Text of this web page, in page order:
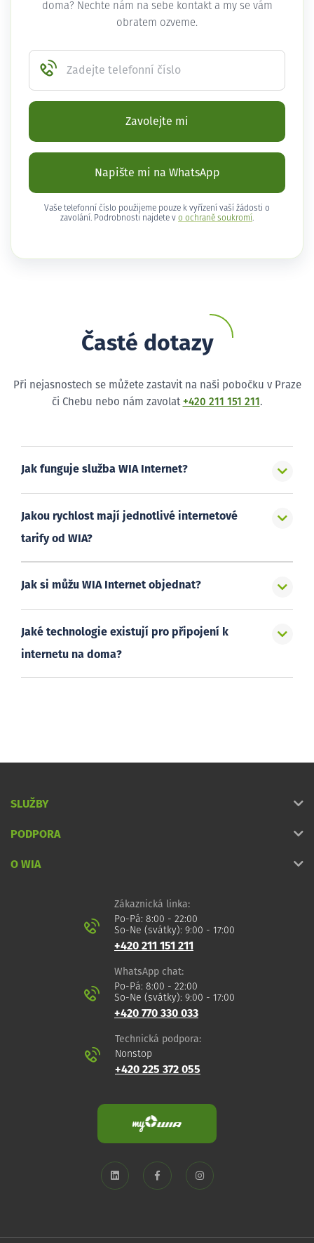
doma? Nechte nám na sebe kontakt a my se vám
obratem ozveme.
Zadejte telefonní číslo
Zavolejte mi
Napište mi na WhatsApp
Vaše telefonní číslo použijeme pouze k vyřízení vaší žádosti o
zavolání. Podrobnosti najdete v o ochraně soukromí .
Časté dotazy
Při nejasnostech se můžete zastavit na naši pobočku v Praze
či Chebu nebo nám zavolat +420 211 151 211 .
Jak funguje služba WIA Internet?
Jakou rychlost mají jednotlivé internetové
tarify od WIA?
Jak si můžu WIA Internet objednat?
Jaké technologie existují pro připojení k
internetu na doma?
SLUŽBY
PODPORA
O WIA
Zákaznická linka:
Po-Pá: 8:00 - 22:00
So-Ne (svátky): 9:00 - 17:00
+420 211 151 211
WhatsApp chat:
Po-Pá: 8:00 - 22:00
So-Ne (svátky): 9:00 - 17:00
+420 770 330 033
Technická podpora:
Nonstop
+420 225 372 055